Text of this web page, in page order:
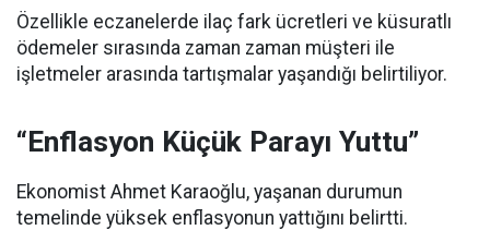
Özellikle eczanelerde ilaç fark ücretleri ve küsuratlı
ödemeler sırasında zaman zaman müşteri ile
işletmeler arasında tartışmalar yaşandığı belirtiliyor.
“Enflasyon Küçük Parayı Yuttu”
Ekonomist Ahmet Karaoğlu, yaşanan durumun
temelinde yüksek enflasyonun yattığını belirtti.